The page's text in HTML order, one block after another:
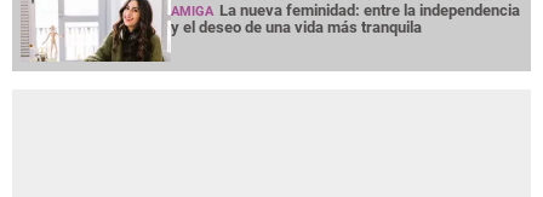
AMIGA La nueva feminidad: entre la independencia
y el deseo de una vida más tranquila